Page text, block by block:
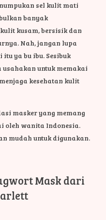
sel kulit mati
banyak
kusam, bersisik dan
Nah, jangan lupa
ya bu ibu. Sesibuk
untuk memakai
kesehatan kulit
masker yang memang
oleh wanita Indonesia.
mudah untuk digunakan.
Mask dari